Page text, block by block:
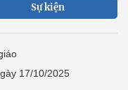
Sự kiện
17/10/2025